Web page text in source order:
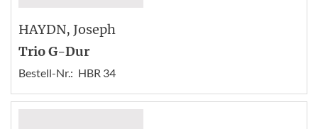
HAYDN, Joseph
Trio G-Dur
Bestell-Nr.: HBR 34